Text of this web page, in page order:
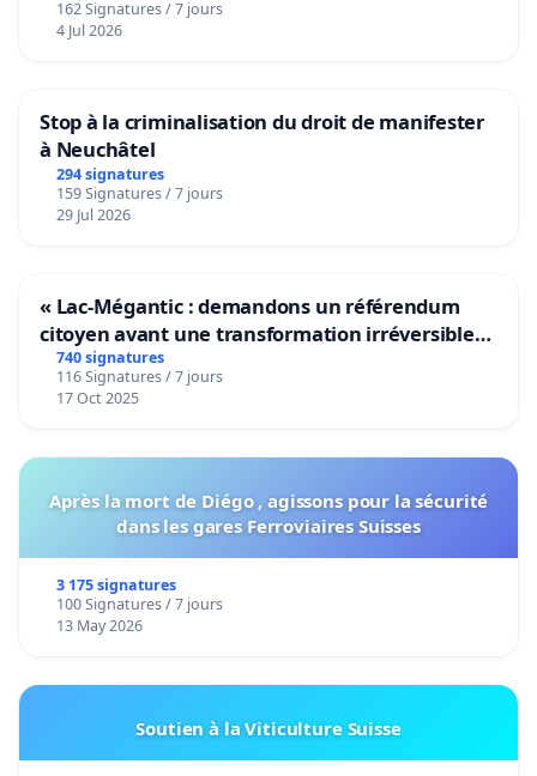
Musicales Wallonie-Bruxelles, MetX, Musiques et
Traditions, Muziekpublique, Zoart, Zephyrus
Music (toutes les organisations sont membres du
CA du Belgian Worldwide Music Network)
162 Signatures / 7 jours
4 Jul 2026
Stop à la criminalisation du droit de manifester
à Neuchâtel
294 signatures
159 Signatures / 7 jours
29 Jul 2026
« Lac-Mégantic : demandons un référendum
citoyen avant une transformation irréversible
de notre territoire »
740 signatures
116 Signatures / 7 jours
17 Oct 2025
Après la mort de Diégo , agissons pour la sécurité
dans les gares Ferroviaires Suisses
3 175 signatures
100 Signatures / 7 jours
13 May 2026
Soutien à la Viticulture Suisse